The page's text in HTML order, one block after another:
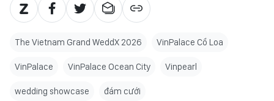
The Vietnam Grand WeddX 2026 VinPalace Cổ Loa
VinPalace VinPalace Ocean City Vinpearl
wedding showcase đám cưới